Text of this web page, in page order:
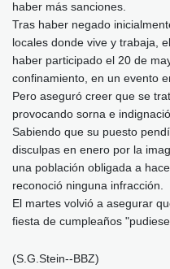
haber más sanciones.
Tras haber negado
locales donde vive y trabaja,
haber participado el 20 de
confinamiento, en un evento
Pero aseguró creer que se
provocando sorna e
Sabiendo que su puesto
disculpas en enero por la
una población obligada a
reconoció ninguna infracción.
El martes volvió a asegurar
fiesta de cumpleaños
(S.G.Stein--BBZ)